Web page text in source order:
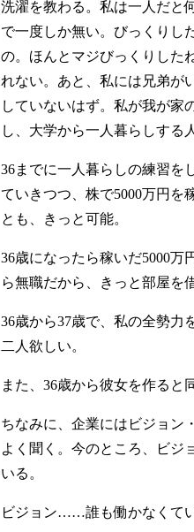
洗濯を教わる。私は一人だと
で一度しか無い。びっくりし
の。ほんとマジびっくりした
れない。あと、私には兄弟が
していないはず。私が我が家
し、大学から一人暮らしする
36までに一人暮らしの練習を
ていきつつ、株で5000万円を
とも、きっと可能。
36歳になったら稼いだ5000万
ら無職だから、きっと部屋を
36歳から37歳で、私の全勢力
二人欲しい。
また、36歳から彼女を作ると
ちなみに、企業にはビジョン
よく聞く。今のところ、ビジ
いる。
ビジョン……誰も働かなくて